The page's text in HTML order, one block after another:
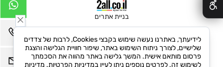
בניית אתרים
לידיעתך, באתרנו נעשה שימוש בקבצי Cookies, לרבות של צדדים
שלישיים, לצורך ניתוח השימוש באתר, שיפור חוויית הגלישה והצגת
פרסום מותאם אישית. המשך גלישה באתר מהווה את הסכמתך
לשימוש זה. לפרטים נוספים ניתן לעיין במדיניות הפרטיות. מדיניות